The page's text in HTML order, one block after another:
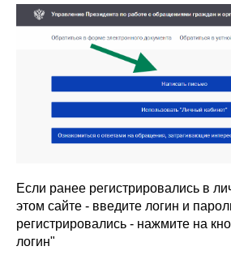
Если ранее регистрировались в
этом сайте - введите логин и
регистрировались - нажмите на
логин"